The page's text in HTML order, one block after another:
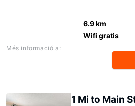
6.9 km
Wifi gratis
Més informació a:
1 Mi to Main